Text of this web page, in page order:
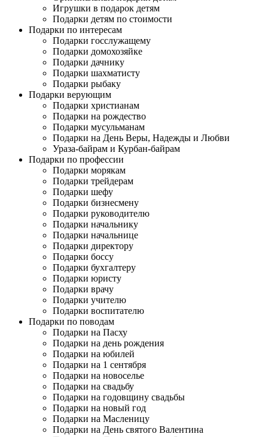
Игрушки в подарок детям
Подарки детям по стоимости
Подарки по интересам
Подарки госслужащему
Подарки домохозяйке
Подарки дачнику
Подарки шахматисту
Подарки рыбаку
Подарки верующим
Подарки христианам
Подарки на рождество
Подарки мусульманам
Подарки на День Веры, Надежды и Любви
Ураза-байрам и Курбан-байрам
Подарки по профессии
Подарки морякам
Подарки трейдерам
Подарки шефу
Подарки бизнесмену
Подарки руководителю
Подарки начальнику
Подарки начальнице
Подарки директору
Подарки боссу
Подарки бухгалтеру
Подарки юристу
Подарки врачу
Подарки учителю
Подарки воспитателю
Подарки по поводам
Подарки на Пасху
Подарки на день рождения
Подарки на юбилей
Подарки на 1 сентября
Подарки на новоселье
Подарки на свадьбу
Подарки на годовщину свадьбы
Подарки на новый год
Подарки на Масленицу
Подарки на День святого Валентина